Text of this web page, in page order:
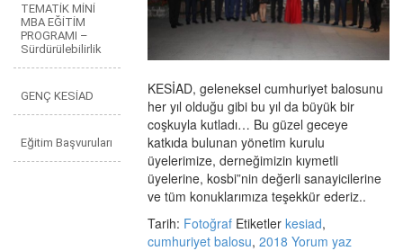
TEMATİK MİNİ
MBA EĞİTİM
PROGRAMI –
Sürdürülebilirlik
GENÇ KESİAD
Eğitim Başvuruları
KESİAD, geleneksel cumhuriyet balosunu
her yıl olduğu gibi bu yıl da büyük bir
coşkuyla kutladı… Bu güzel geceye
katkıda bulunan yönetim kurulu
üyelerimize, derneğimizin kıymetli
üyelerine, kosbi”nin değerli sanayicilerine
ve tüm konuklarımıza teşekkür ederiz..
Tarih: Fotoğraf Etiketlerkesiad,
cumhuriyet balosu,2018 Yorum yaz